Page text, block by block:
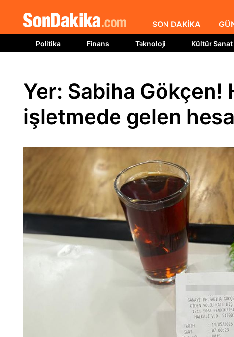
SON DAKİKA
Politika Finans Teknoloji Kültür Sanat
Yer: Sabiha Gökçen!
işletmede gelen